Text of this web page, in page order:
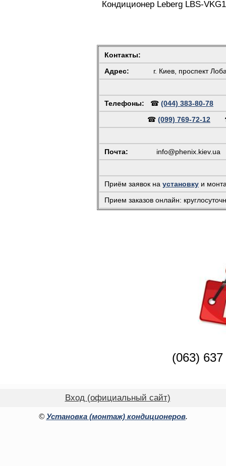
Кондиционер Leberg LBS-
Контакты:
Адрес:
г. Киев, проспект
Телефоны: ☎ (044) 383-80-78
☎ (099) 769-72-12
Почта: info@phenix.kiev.ua
Приём заявок на установку и
Прием заказов онлайн:
(063)
Вход (официальный сайт)
© Установка (монтаж) кондиционеров.